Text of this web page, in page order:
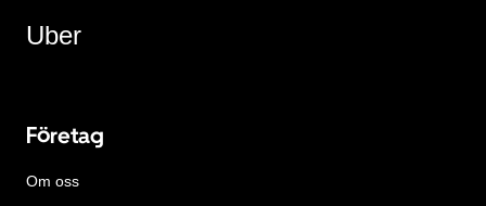
Uber
Företag
Om oss